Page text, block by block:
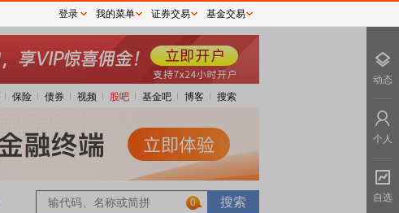
保险 债券 视频 股吧 基金吧 博客 搜索
0
登录 我的菜单 证券交易 基金交易
动态
个人
自选